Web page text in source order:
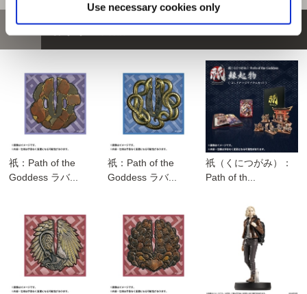
Use necessary cookies only
おすすめ商品
祇：Path of the
Goddess ラバ...
祇：Path of the
Goddess ラバ...
祇（くにつがみ）：
Path of th...